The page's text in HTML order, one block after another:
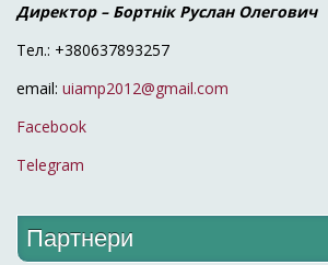
Директор – Бортнік Руслан Олегович
Тел.: +380637893257
email: uiamp2012@gmail.com
Facebook
Telegram
Партнери